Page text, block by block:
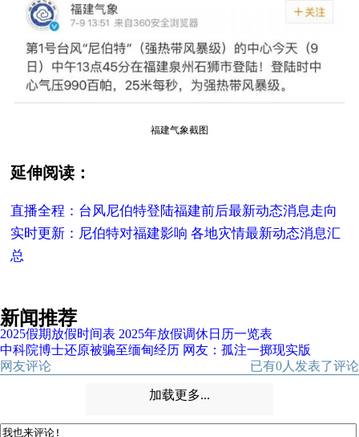
福建气象截图
延伸阅读：
直播全程：台风尼伯特登陆福建前后最新动态消息走向
实时更新：尼伯特对福建影响 各地灾情最新动态消息汇
总
新闻推荐
2025假期放假时间表 2025年放假调休日历一览表
中科院博士还原被骗至缅甸经历 网友：孤注一掷现实版
已有0 人发表了评论
网友评论
加载更多...